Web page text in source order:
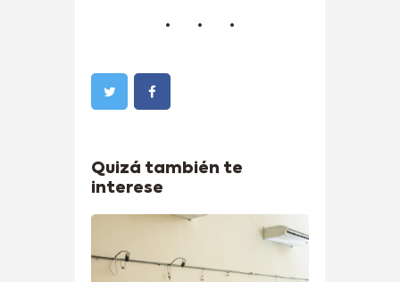
Quizá también te
interese